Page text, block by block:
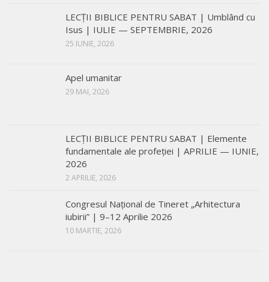
LECŢII BIBLICE PENTRU SABAT | Umblând cu
Isus | IULIE — SEPTEMBRIE, 2026
25 IUNIE, 2026
Apel umanitar
29 MAI, 2026
LECŢII BIBLICE PENTRU SABAT | Elemente
fundamentale ale profeției | APRILIE — IUNIE,
2026
2 APRILIE, 2026
Congresul Național de Tineret „Arhitectura
iubirii” | 9–12 Aprilie 2026
10 MARTIE, 2026